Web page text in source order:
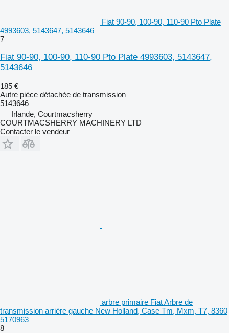
Fiat 90-90, 100-90, 110-90 Pto Plate
4993603, 5143647, 5143646
7
Fiat 90-90, 100-90, 110-90 Pto Plate 4993603, 5143647,
5143646
185 €
Autre pièce détachée de transmission
5143646
Irlande, Courtmacsherry
COURTMACSHERRY MACHINERY LTD
Contacter le vendeur
arbre primaire Fiat Arbre de
transmission arrière gauche New Holland, Case Tm, Mxm, T7, 8360
5170963
8